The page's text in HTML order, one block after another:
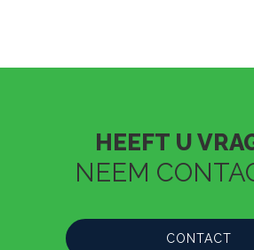
HEEFT U
NEEM
CONTACT